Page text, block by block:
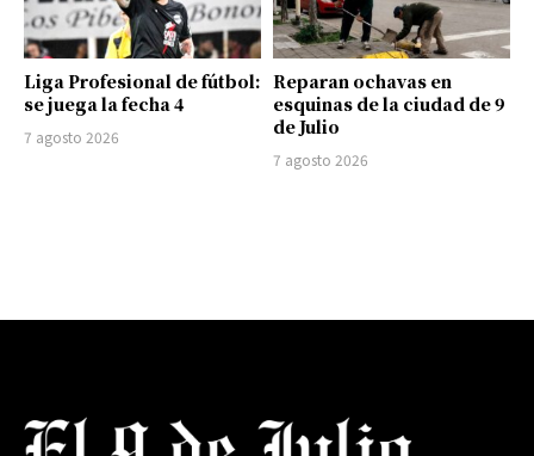
Liga Profesional de fútbol:
se juega la fecha 4
7 agosto 2026
Reparan ochavas en
esquinas de la ciudad de 9
de Julio
7 agosto 2026